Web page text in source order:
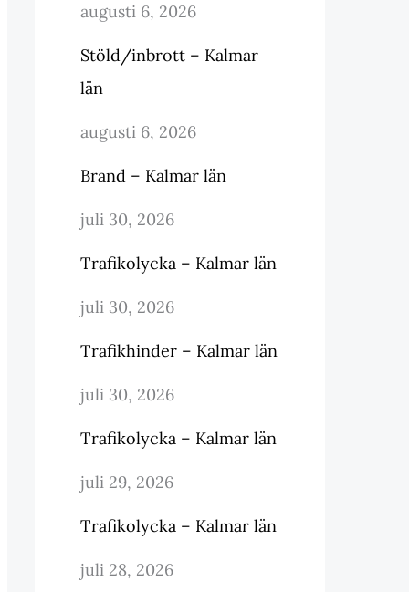
augusti 6, 2026
Stöld/inbrott – Kalmar
län
augusti 6, 2026
Brand – Kalmar län
juli 30, 2026
Trafikolycka – Kalmar län
juli 30, 2026
Trafikhinder – Kalmar län
juli 30, 2026
Trafikolycka – Kalmar län
juli 29, 2026
Trafikolycka – Kalmar län
juli 28, 2026